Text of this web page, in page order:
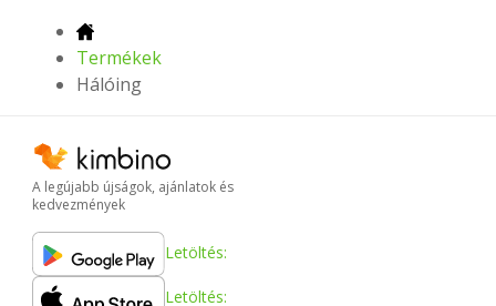
Termékek
Hálóing
A legújabb újságok, ajánlatok és
kedvezmények
Letöltés:
Letöltés: